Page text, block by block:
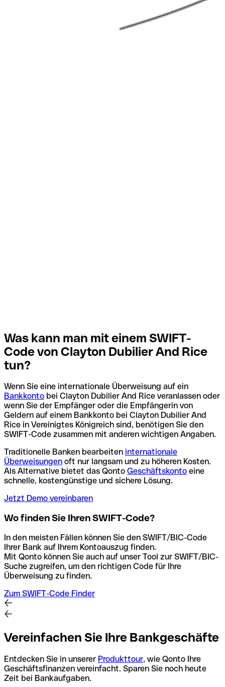
Was kann man mit einem SWIFT-
Code von Clayton Dubilier And Rice
tun?
Wenn Sie eine internationale Überweisung auf ein
Bankkonto bei Clayton Dubilier And Rice veranlassen oder
wenn Sie der Empfänger oder die Empfängerin von
Geldern auf einem Bankkonto bei Clayton Dubilier And
Rice in Vereinigtes Königreich sind, benötigen Sie den
SWIFT-Code zusammen mit anderen wichtigen Angaben.
Traditionelle Banken bearbeiten internationale
Überweisungen oft nur langsam und zu höheren Kosten.
Als Alternative bietet das Qonto Geschäftskonto eine
schnelle, kostengünstige und sichere Lösung.
Jetzt Demo vereinbaren
Wo finden Sie Ihren SWIFT-Code?
In den meisten Fällen können Sie den SWIFT/BIC-Code
Ihrer Bank auf Ihrem Kontoauszug finden.
Mit Qonto können Sie auch auf unser Tool zur SWIFT/BIC-
Suche zugreifen, um den richtigen Code für Ihre
Überweisung zu finden.
Zum SWIFT-Code Finder
Vereinfachen Sie Ihre Bankgeschäfte
Entdecken Sie in unserer Produkttour, wie Qonto Ihre
Geschäftsfinanzen vereinfacht. Sparen Sie noch heute
Zeit bei Bankaufgaben.